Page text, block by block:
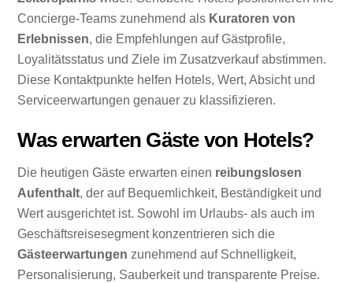
Concierge-Teams zunehmend als Kuratoren von
Erlebnissen, die Empfehlungen auf Gästprofile,
Loyalitätsstatus und Ziele im Zusatzverkauf abstimmen.
Diese Kontaktpunkte helfen Hotels, Wert, Absicht und
Serviceerwartungen genauer zu klassifizieren.
Was erwarten Gäste von Hotels?
Die heutigen Gäste erwarten einen reibungslosen
Aufenthalt, der auf Bequemlichkeit, Beständigkeit und
Wert ausgerichtet ist. Sowohl im Urlaubs- als auch im
Geschäftsreisesegment konzentrieren sich die
Gästeerwartungen zunehmend auf Schnelligkeit,
Personalisierung, Sauberkeit und transparente Preise.